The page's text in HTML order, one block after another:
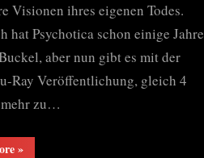
Visionen ihres eigenen Todes.
hat Psychotica schon einige Jahre
aber nun gibt es mit der
Ray Veröffentlichung, gleich 4
zu…
“Psychotica”
»